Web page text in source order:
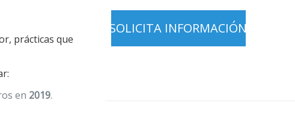
prácticas que
en 2019.